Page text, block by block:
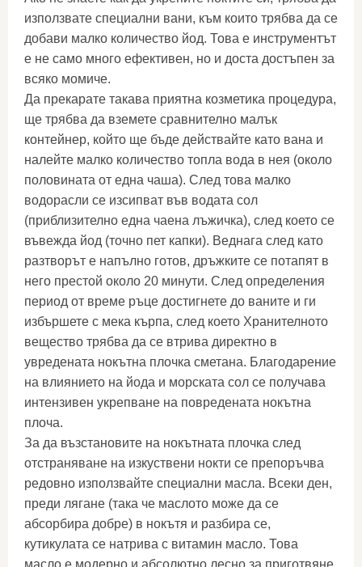
използвате специални вани, към които трябва да се
добави малко количество йод. Това е инструментът
е не само много ефективен, но и доста достъпен за
всяко момиче.
Да прекарате такава приятна козметика процедура,
ще трябва да вземете сравнително малък
контейнер, който ще бъде действайте като вана и
налейте малко количество топла вода в нея (около
половината от една чаша). След това малко
водорасли се изсипват във водата сол
(приблизително една чаена лъжичка), след което се
въвежда йод (точно пет капки). Веднага след като
разтворът е напълно готов, дръжките се потапят в
него престой около 20 минути. След определения
период от време ръце достигнете до ваните и ги
избършете с мека кърпа, след което Хранителното
вещество трябва да се втрива директно в
увредената нокътна плочка сметана. Благодарение
на влиянието на йода и морската сол се получава
интензивен укрепване на повредената нокътна
плоча.
За да възстановите на нокътната плочка след
отстраняване на изкуствени нокти се препоръчва
редовно използвайте специални масла. Всеки ден,
преди лягане (така че маслото може да се
абсорбира добре) в нокътя и разбира се,
кутикулата се натрива с витамин масло. Това